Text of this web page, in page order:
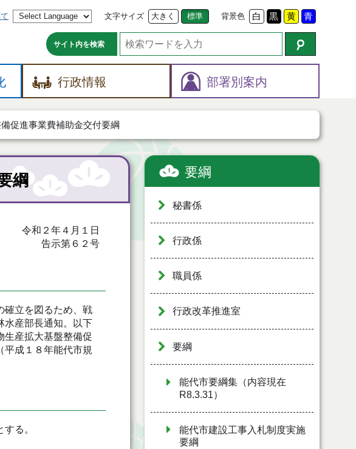
文字サイズ 大きく 標準 背景色 白 黒 黄 青
サイト内を検索
行政情報 部署別案内
促進事業費補助金交付要綱
綱
令和２年４月１日
告示第６２号
確立を図るため、戦
水産部長通知。以下
生産拡大基盤整備促
平成１８年能代市規
る。
要綱
秘書係
行政係
職員係
行政改革推進室
要綱
能代市要綱集（内容現在
R8.3.31）
能代市建設工事入札制度実施
要綱